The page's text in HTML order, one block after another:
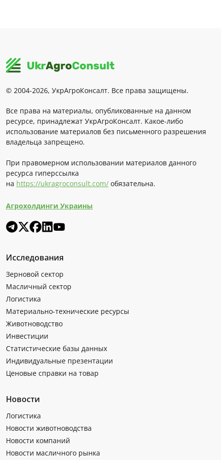
© 2004-2026, УкрАгроКонсалт. Все права защищены.
Все права на материалы, опубликованные на данном
ресурсе, принадлежат УкрАгроКонсалт. Какое-либо
использование материалов без письменного разрешения
владельца запрещено.
При правомерном использовании материалов данного
ресурса гиперссылка
на https://ukragroconsult.com/ обязательна.
Агрохолдинги Украины
Исследования
Зерновой сектор
Масличный сектор
Логистика
Материально-технические ресурсы
Животноводство
Инвестиции
Статистические базы данных
Индивидуальные презентации
Ценовые справки на товар
Новости
Логистика
Новости животноводства
Новости компаний
Новости масличного рынка